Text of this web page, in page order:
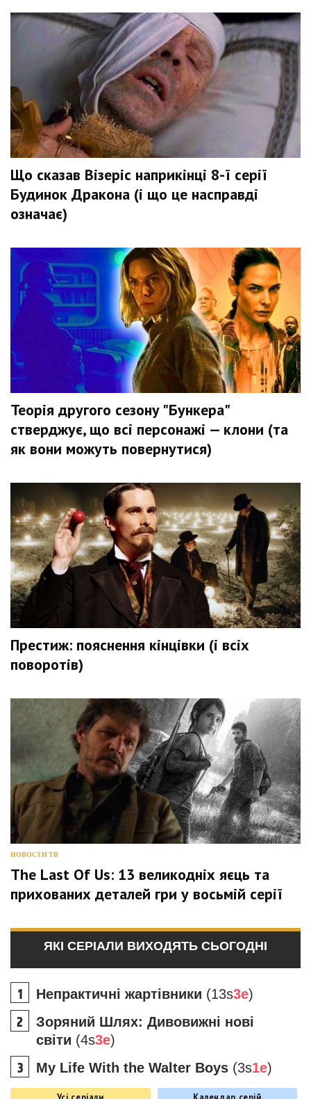
Що сказав Візеріс наприкінці 8-ї серії
Будинок Дракона (і що це насправді
означає)
Теорія другого сезону "Бункера"
стверджує, що всі персонажі — клони (та
як вони можуть повернутися)
Престиж: пояснення кінцівки (і всіх
поворотів)
НОВОСТИ ТВ
The Last Of Us: 13 великодніх яєць та
прихованих деталей гри у восьмій серії
ЯКІ СЕРІАЛИ ВИХОДЯТЬ СЬОГОДНІ
Непрактичні жартівники (13s3e)
Зоряний Шлях: Дивовижні нові
світи (4s3e)
My Life With the Walter Boys (3s1e)
Усі серіали Календар серій